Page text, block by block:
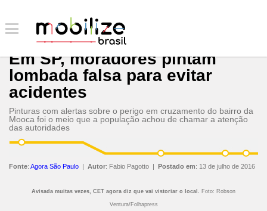
Em SP, moradores pintam
lombada falsa para evitar
acidentes
Pinturas com alertas sobre o perigo em cruzamento do bairro da
Mooca foi o meio que a população achou de chamar a atenção
das autoridades
Fonte: Agora São Paulo | Autor: Fabio Pagotto | Postado em: 13 de julho de 2016
Avisada muitas vezes, CET agora diz que vai vistoriar o local. Foto: Robson
Ventura/Folhapress